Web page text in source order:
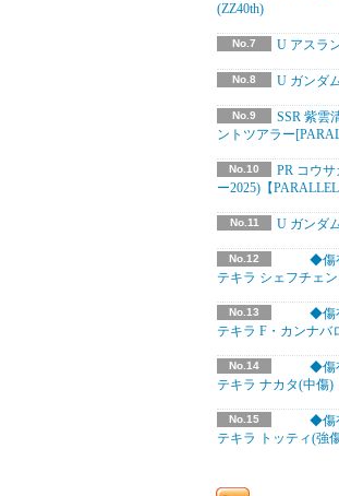
(ZZ40th)
No.7
U アスラ
No.8
U ガンダ
No.9
SSR 紫雲
ントツアラー
No.10
PR コウ
ー2025)【
No.11
U ガンダ
No.12
◆傷
テキラ シェフチェ
No.13
◆傷
テキラ F・カンナバ
No.14
◆傷
テキラ ナカタ(中傷)
No.15
◆傷
テキラ トッティ(強